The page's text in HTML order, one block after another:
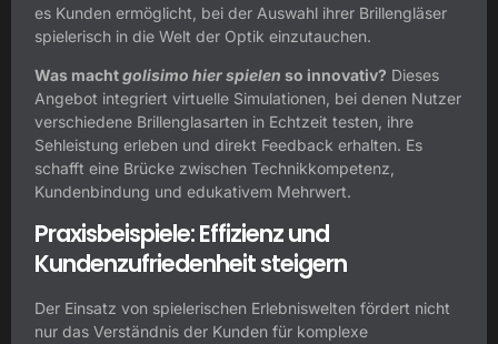
es Kunden ermöglicht, bei der Auswahl ihrer Brillengläser
spielerisch in die Welt der Optik einzutauchen.
Was machtgolisimo hier spielen so innovativ? Dieses
Angebot integriert virtuelle Simulationen, bei denen Nutzer
verschiedene Brillenglasarten in Echtzeit testen, ihre
Sehleistung erleben und direkt Feedback erhalten. Es
schafft eine Brücke zwischen Technikkompetenz,
Kundenbindung und edukativem Mehrwert.
Praxisbeispiele: Effizienz und
Kundenzufriedenheit steigern
Der Einsatz von spielerischen Erlebniswelten fördert nicht
nur das Verständnis der Kunden für komplexe